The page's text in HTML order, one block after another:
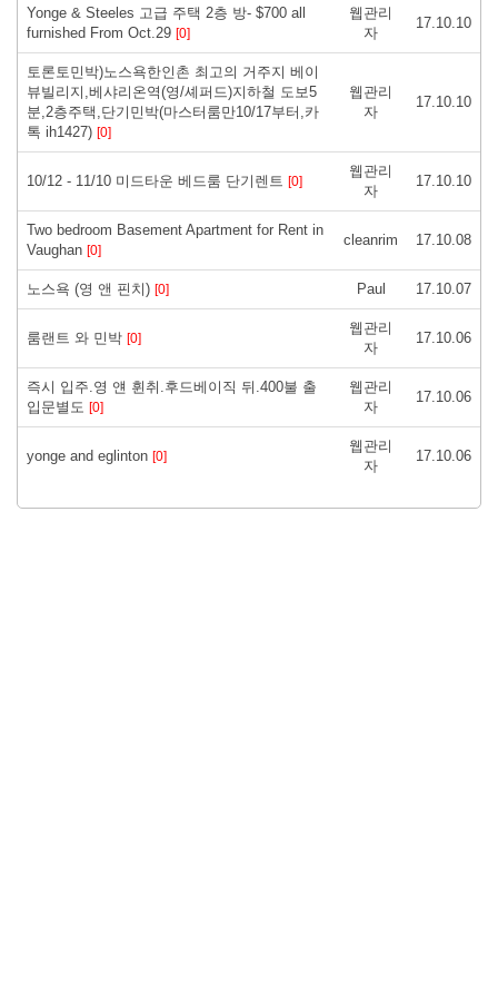
Yonge & Steeles 고급 주택 2층 방- $700 all
furnished From Oct.29 [0]
웹관리
자
17.10.10
토론토민박)노스욕한인촌 최고의 거주지 베이
뷰빌리지,베샤리온역(영/셰퍼드)지하철 도보5
분,2층주택,단기민박(마스터룸만10/17부터,카
톡 ih1427) [0]
웹관리
자
17.10.10
10/12 - 11/10 미드타운 베드룸 단기렌트 [0]
웹관리
자
17.10.10
Two bedroom Basement Apartment for Rent in
Vaughan [0]
cleanrim 17.10.08
노스욕 (영 앤 핀치) [0] Paul 17.10.07
룸랜트 와 민박 [0]
웹관리
자
17.10.06
즉시 입주.영 얜 휜취.후드베이직 뒤.400불 출
입문별도 [0]
웹관리
자
17.10.06
yonge and eglinton [0]
웹관리
자
17.10.06